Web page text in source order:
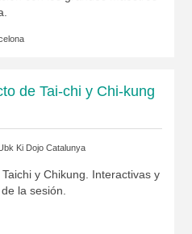
de Tai-chi y Chi-kung
Ki Dojo Catalunya
y Chikung. Interactivas y
la sesión.